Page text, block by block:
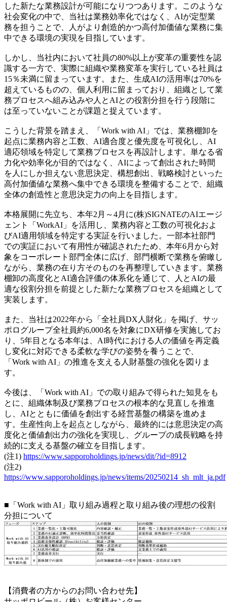
した新たな業務設計が可能になりつつあります。このような
社会変化の中で、当社は業務効率化ではなく、AIが定型業
務を担うことで、人がより創造的かつ高付加価値な業務に集
中できる環境の実現を目指しています。
しかし、当社内において社員の80%以上が変革の重要性を認
識する一方で、実際に組織や業務変革を実行している社員は
15％未満に留まっています。また、生成AIの活用率は70%を
超えているものの、個人利用に留まっており、組織として業
務プロセスへ組み込みや人とAIとの役割分担を行う段階に
は至っていないことが課題と捉えています。
こうした背景を踏まえ、「Work with AI」では、業務棚卸を
起点に業務内容と工数、AI適合度と優先度を可視化し、AI
適応領域を特定して業務プロセスを再設計します。単なる省
力化や効率化が目的ではなく、AIによって創出された時間
を人にしか担えない意思決定、構想創出、戦略検討といった
高付加価値な業務へ集中できる環境を整備することで、組織
全体の創造性と意思決定力の向上を目指します。
本格展開に先立ち、本年2月～4月に(株)SIGNATEのAIエージ
ェント「WorkAI」を活用し、業務内容と工数の可視化およ
びAI適用領域を特定する実証を行いました。一部本社部門
での実証において有用性が確認されたため、本年6月から対
象をコーポレート部門全体に広げ、部門横断で業務を俯瞰し
ながら、業務の在り方そのものを再整理していきます。業務
棚卸の高度化とAI適合評価の体系化を通じて、人とAIの最
適な役割分担を前提とした新たな業務プロセスを組織として
実装します。
また、当社は2022年から「全社員DX人財化」を掲げ、サッ
ポログループ全社員約6,000名を対象にDX研修を実施してお
り、5年目となる本年は、AI時代における人の価値を再定義
し変化に対応できる柔軟な学びの姿勢を養うことで、
「Work with AI」の推進を支える人財基盤の強化を図りま
す。
今後は、「Work with AI」での取り組みで得られた知見をも
とに、組織体制及び業務プロセスの根本的な見直しを推進
し、AIとともに価値を創出する経営基盤の構築を進めま
す。生産性向上を起点としながら、最終的には意思決定の高
度化と価値創出力の強化を実現し、グループの成長戦略を持
続的に支える基盤の確立を目指します。
(注1) https://www.sapporoholdings.jp/news/dit/?id=8912
(注2)
https://www.sapporoholdings.jp/news/items/20250214_sh_mlt_ja.pdf
■「Work with AI」取り組み過程と取り組み後の理想の役割
分担について
【消費者の方からのお問い合わせ先】